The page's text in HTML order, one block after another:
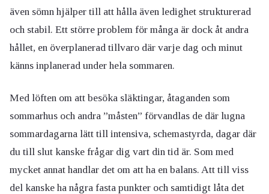
även sömn hjälper till att hålla även ledighet strukturerad
och stabil. Ett större problem för många är dock åt andra
hållet, en överplanerad tillvaro där varje dag och minut
känns inplanerad under hela sommaren.
Med löften om att besöka släktingar, åtaganden som
sommarhus och andra ”måsten” förvandlas de där lugna
sommardagarna lätt till intensiva, schemastyrda, dagar där
du till slut kanske frågar dig vart din tid är. Som med
mycket annat handlar det om att ha en balans. Att till viss
del kanske ha några fasta punkter och samtidigt låta det